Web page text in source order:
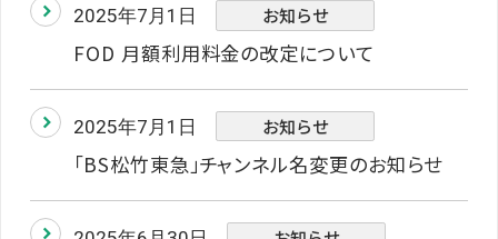
2025年7月1日 お知らせ
FOD 月額利用料金の改定について
2025年7月1日 お知らせ
「BS松竹東急」チャンネル名変更のお知らせ